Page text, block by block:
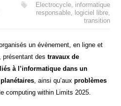
Electrocycle, informatique
responsable, logiciel libre,
transition
un évènement, en ligne et
présentant des travaux de
à l’informatique dans un
, ainsi qu’auxproblèmes
computing within Limits 2025.